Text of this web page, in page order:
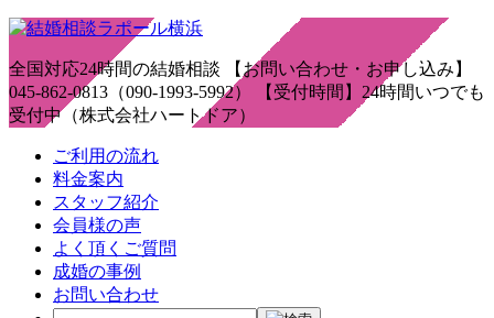
全国対応24時間の結婚相談 【お問い合わせ・お申し込み】
045-862-0813（090-1993-5992） 【受付時間】24時間いつでも
受付中（株式会社ハートドア）
ご利用の流れ
料金案内
スタッフ紹介
会員様の声
よく頂くご質問
成婚の事例
お問い合わせ